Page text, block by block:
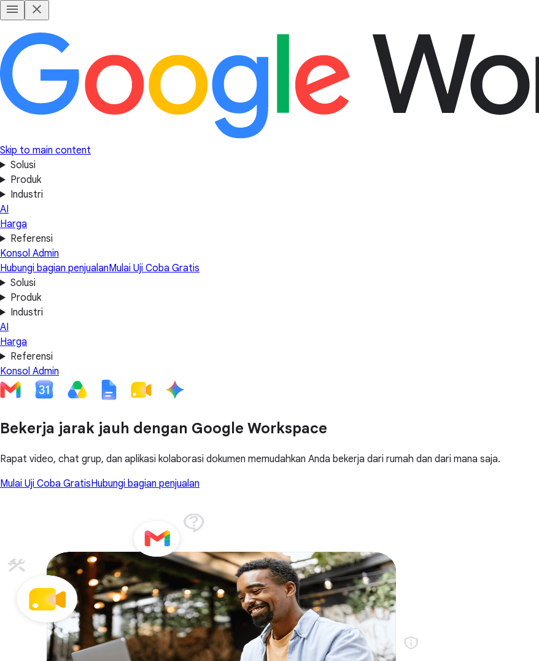
Skip to main content
Solusi
Produk
Industri
AI
Harga
Referensi
Konsol Admin
Hubungi bagian penjualanMulai Uji Coba Gratis
Solusi
Produk
Industri
AI
Harga
Referensi
Konsol Admin
Bekerja jarak jauh dengan Google Workspace
Rapat video, chat grup, dan aplikasi kolaborasi dokumen memudahkan Anda bekerja dari rumah dan dari mana saja.
Mulai Uji Coba GratisHubungi bagian penjualan